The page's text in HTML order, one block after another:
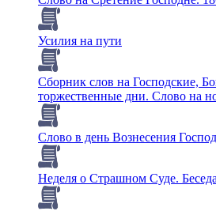
Усилия на пути
Сборник слов на Господские,
торжественные дни. Слово на
Слово в день Вознесения
Неделя о Страшном Суде.